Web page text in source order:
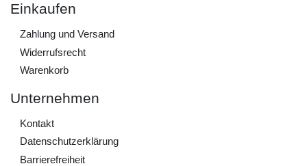
Einkaufen
Zahlung und Versand
Widerrufs­recht
Warenkorb
Unternehmen
Kontakt
Daten­schutz­erklärung
Barrierefreiheit